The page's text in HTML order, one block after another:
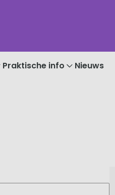
Praktische info Nieuws